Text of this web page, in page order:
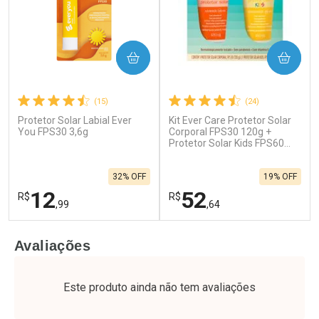
(15)
Protetor Solar Labial Ever
You FPS30 3,6g
R$12,99
32% OFF
COMPRAR
Laboratório
Por Menos
(24)
Kit Ever Care Protetor Solar
Corporal FPS30 120g +
Protetor Solar Kids FPS60
R$52,64
19% OFF
COMPRAR
Laboratório
Por Menos
Avaliações
Este produto ainda não tem avaliações